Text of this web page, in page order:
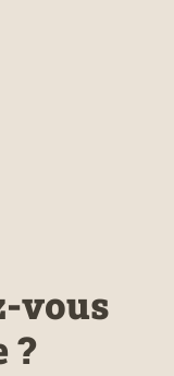
vous
?